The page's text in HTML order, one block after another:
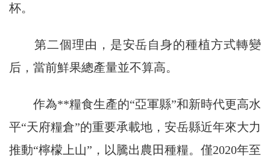
杯。
第二個理由，是安岳自身的種植方式轉變
后，當前鮮果總產量並不算高。
作為**糧食生產的“亞軍縣”和新時代更高水
平“天府糧倉”的重要承載地，安岳縣近年來大力
推動“檸檬上山”，以騰出農田種糧。僅2020年至